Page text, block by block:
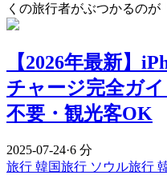
くの旅行者がぶつかるのが
【2026年最新】
チャージ完全ガ
不要・観光客OK
2025-07-24·6 分
旅行 韓国旅行 ソウル旅行